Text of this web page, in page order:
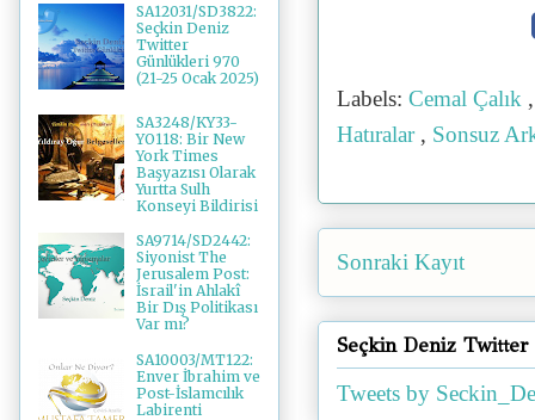
Labels: Cemal Çalık
Hatıralar , Sonsuz
Sonraki Kayıt
Seçkin Deniz Twitter
Tweets by
SA12031/SD3822:
Seçkin Deniz
Twitter
Günlükleri 970
(21-25 Ocak 2025)
SA3248/KY33-
YO118: Bir New
York Times
Başyazısı Olarak
Yurtta Sulh
Konseyi Bildirisi
SA9714/SD2442:
Siyonist The
Jerusalem Post:
İsrail'in Ahlakî
Bir Dış Politikası
Var mı?
SA10003/MT122:
Enver İbrahim ve
Post-İslamcılık
Labirenti